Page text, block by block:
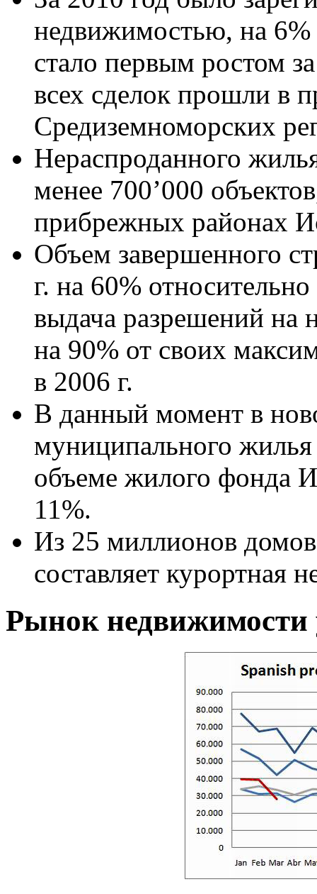
недвижимостью, на 6%
стало первым ростом
всех сделок прошли в
Средиземноморских
Нераспроданного
менее 700’000
прибрежных районах
Объем завершенного
г. на 60%
выдача разрешений на
на 90% от своих
в 2006 г.
В данный момент в
муниципального
объеме жилого фонда
11%.
Из 25 миллионов
составляет курортная
Рынок недвижимости